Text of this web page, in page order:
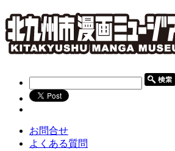
お問合せ
よくある質問